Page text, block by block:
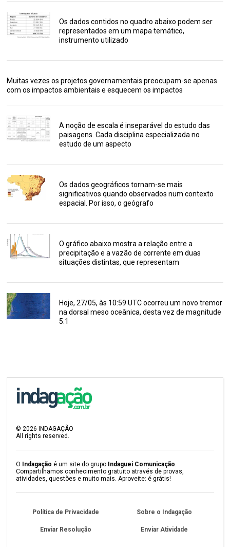
Os dados contidos no quadro abaixo podem ser
representados em um mapa temático,
instrumento utilizado
Muitas vezes os projetos governamentais preocupam-se apenas
com os impactos ambientais e esquecem os impactos
A noção de escala é inseparável do estudo das
paisagens. Cada disciplina especializada no
estudo de um aspecto
Os dados geográficos tornam-se mais
significativos quando observados num contexto
espacial. Por isso, o geógrafo
O gráfico abaixo mostra a relação entre a
precipitação e a vazão de corrente em duas
situações distintas, que representam
Hoje, 27/05, às 10:59 UTC ocorreu um novo tremor
na dorsal meso oceânica, desta vez de magnitude
5.1
©2026 INDAGAÇÃO
All rights reserved.
O Indagação é um site do grupo Indaguei Comunicação.
Compartilhamos conhecimento gratuito através de provas,
atividades, questões e muito mais. Aproveite: é grátis!
Política de Privacidade Sobre o Indagação
Enviar Resolução Enviar Atividade